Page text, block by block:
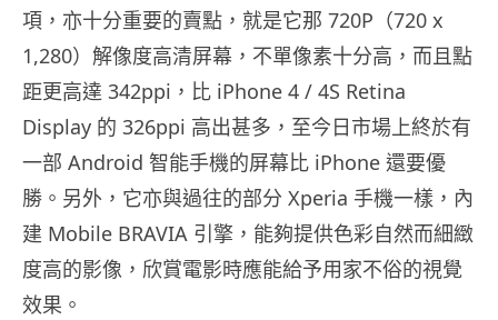
項，亦十分重要的賣點，就是它那 720P（720 x
1,280）解像度高清屏幕，不單像素十分高，而且點
距更高達 342ppi，比 iPhone 4 / 4S Retina
Display 的 326ppi 高出甚多，至今日市場上終於有
一部 Android 智能手機的屏幕比 iPhone 還要優
勝。另外，它亦與過往的部分 Xperia 手機一樣，內
建 Mobile BRAVIA 引擎，能夠提供色彩自然而細緻
度高的影像，欣賞電影時應能給予用家不俗的視覺
效果。